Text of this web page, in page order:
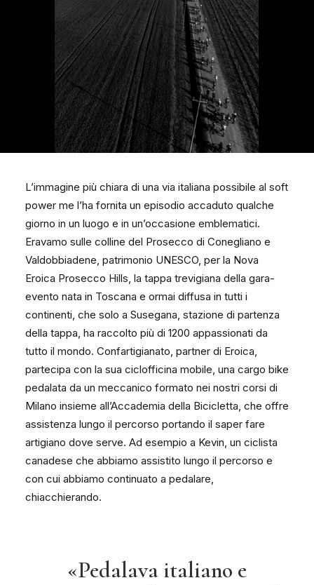
L’immagine più chiara di una via italiana possibile al soft
power me l’ha fornita un episodio accaduto qualche
giorno in un luogo e in un’occasione emblematici.
Eravamo sulle colline del Prosecco di Conegliano e
Valdobbiadene, patrimonio UNESCO, per la Nova
Eroica Prosecco Hills, la tappa trevigiana della gara-
evento nata in Toscana e ormai diffusa in tutti i
continenti, che solo a Susegana, stazione di partenza
della tappa, ha raccolto più di 1200 appassionati da
tutto il mondo. Confartigianato, partner di Eroica,
partecipa con la sua ciclofficina mobile, una cargo bike
pedalata da un meccanico formato nei nostri corsi di
Milano insieme all’Accademia della Bicicletta, che offre
assistenza lungo il percorso portando il saper fare
artigiano dove serve. Ad esempio a Kevin, un ciclista
canadese che abbiamo assistito lungo il percorso e
con cui abbiamo continuato a pedalare,
chiacchierando.
«Pedalava italiano e